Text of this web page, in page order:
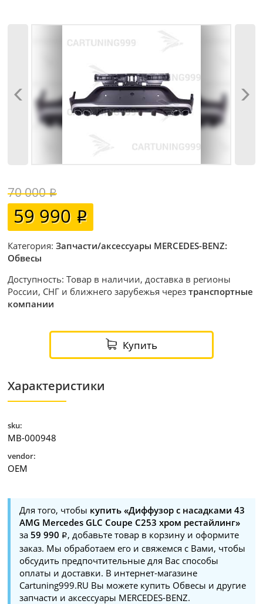
70 000
59 990
Категория:Запчасти/аксессуары MERCEDES-BENZ:
Обвесы
Доступность: Товар в наличии, доставка в регионы
России, СНГ и ближнего зарубежья черезтранспортные
компании
Купить
Характеристики
sku:
MB-000948
vendor:
OEM
Для того, чтобы купить «Диффузор с насадками 43
AMG Mercedes GLC Coupe C253 хром рестайлинг»
за59 990
, добавьте товар в корзину и оформите
заказ. Мы обработаем его и свяжемся с Вами, чтобы
обсудить предпочтительные для Вас способы
оплаты и доставки. В интернет-магазине
Cartuning999.RU Вы можете купить Обвесы и другие
запчасти и аксессуары MERCEDES-BENZ.